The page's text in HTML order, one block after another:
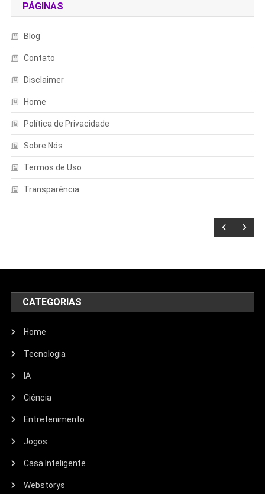
PÁGINAS
Blog
Contato
Disclaimer
Home
Política de Privacidade
Sobre Nós
Termos de Uso
Transparência
Echo Dot: Guia Completo Para
Escolher O Smart Speaker Ideal Na
Nova Oferta Da Amazon
CATEGORIAS
Home
Tecnologia
IA
Ciência
Entretenimento
Jogos
Casa Inteligente
Webstorys